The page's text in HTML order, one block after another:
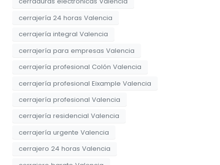
cerrajería 24 horas Valencia
cerrajería integral Valencia
cerrajería para empresas Valencia
cerrajería profesional Colón Valencia
cerrajería profesional Eixample Valencia
cerrajería profesional Valencia
cerrajería residencial Valencia
cerrajería urgente Valencia
cerrajero 24 horas Valencia